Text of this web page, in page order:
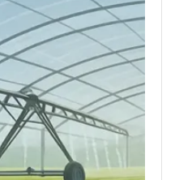
مخزن 1500 لیتری کتابی آسانرو سه لایه